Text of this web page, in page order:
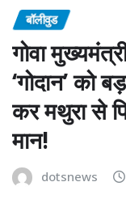
बॉलीवुड
गोवा
‘गोदान’ को
कर मथुरा से
मान!
dotsnews